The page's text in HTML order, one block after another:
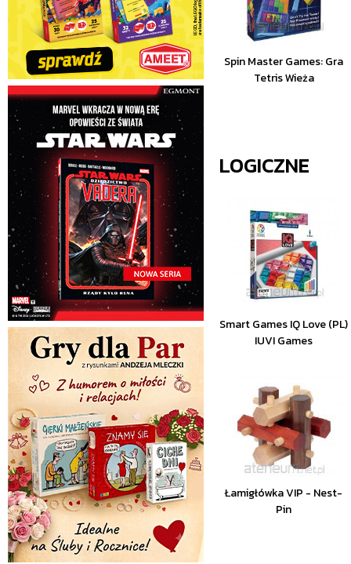
Spin Master Games: Gra
Tetris Wieża
LOGICZNE
Smart Games IQ Love (PL)
IUVI Games
Łamigłówka VIP - Nest-
Pin